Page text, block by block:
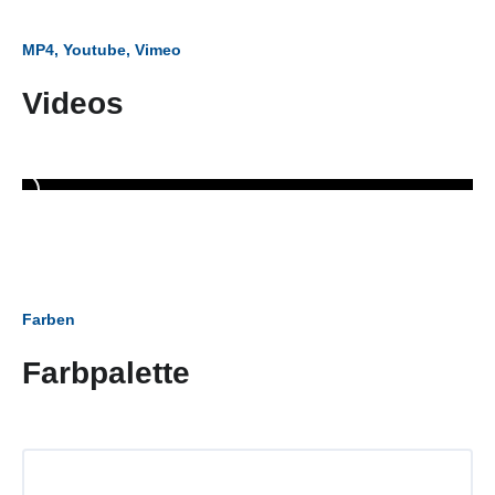
MP4, Youtube, Vimeo
Videos
Farben
Farbpalette